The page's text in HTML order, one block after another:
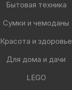
Бытовая техника
Сумки и чемоданы
Красота и здоровье
Для дома и дачи
LEGO